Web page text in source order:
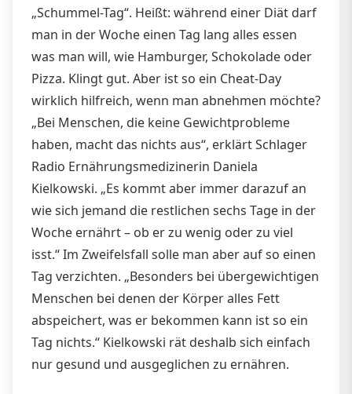
„Schummel-Tag“. Heißt: während einer Diät darf
man in der Woche einen Tag lang alles essen
was man will, wie Hamburger, Schokolade oder
Pizza. Klingt gut. Aber ist so ein Cheat-Day
wirklich hilfreich, wenn man abnehmen möchte?
„Bei Menschen, die keine Gewichtprobleme
haben, macht das nichts aus“, erklärt Schlager
Radio Ernährungsmedizinerin Daniela
Kielkowski. „Es kommt aber immer darazuf an
wie sich jemand die restlichen sechs Tage in der
Woche ernährt – ob er zu wenig oder zu viel
isst.“ Im Zweifelsfall solle man aber auf so einen
Tag verzichten. „Besonders bei übergewichtigen
Menschen bei denen der Körper alles Fett
abspeichert, was er bekommen kann ist so ein
Tag nichts.“ Kielkowski rät deshalb sich einfach
nur gesund und ausgeglichen zu ernähren.